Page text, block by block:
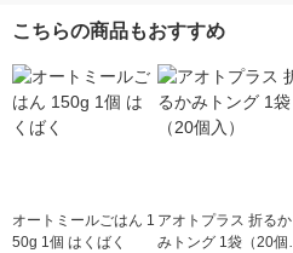
こちらの商品もおすすめ
オートミールごはん 1
50g 1個 はくばく
アオトプラス 折るか
みトング 1袋（20個